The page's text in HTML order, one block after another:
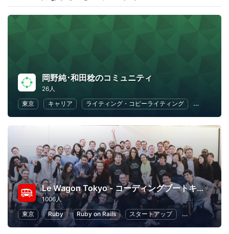
岡野純･和田稔のコミュニティ
26人
東京
キャリア ライティング・コピーライティング ワークラ
Le Wagon Tokyo - コーディングブートキャンプ
1006人
東京
Ruby Ruby on Rails スタートアップ 起業 初心